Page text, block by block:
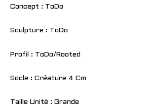
Concept : ToDo
Sculpture : ToDo
Profil : ToDo/Rooted
Socle : Créature 4 Cm
Taille Unité : Grande